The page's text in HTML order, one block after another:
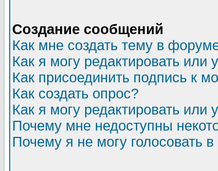
Создание сообщений
Как мне создать тему в
Как я могу редактировать или
Как присоединить подпись к
Как создать опрос?
Как я могу редактировать или
Почему мне недоступны
Почему я не могу голосовать